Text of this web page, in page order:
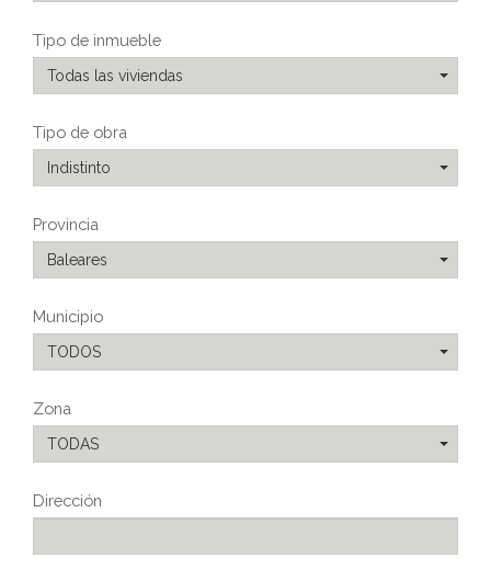
Tipo de inmueble
Todas las viviendas
Tipo de obra
Indistinto
Provincia
Baleares
Municipio
TODOS
Zona
TODAS
Dirección